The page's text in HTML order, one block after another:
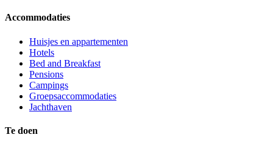
Accommodaties
Huisjes en appartementen
Hotels
Bed and Breakfast
Pensions
Campings
Groepsaccommodaties
Jachthaven
Te doen